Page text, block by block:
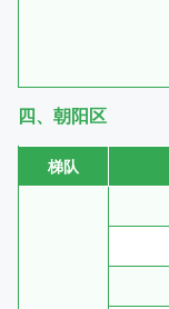
四、朝阳区
梯队